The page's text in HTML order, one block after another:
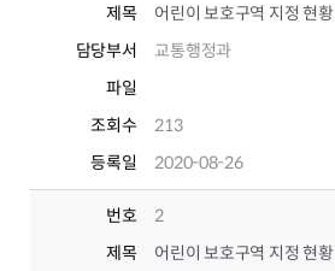
제목
어린이 보호구역 지정 현황
담당부서
교통행정과
파일
조회수
213
등록일
2020-08-26
번호
2
제목
어린이 보호구역 지정 현황